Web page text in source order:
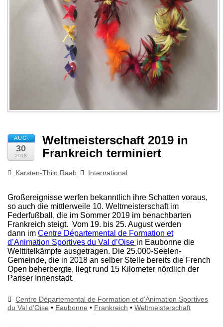
AUG.
30
2018
Weltmeisterschaft 2019 in
Frankreich terminiert
Karsten-Thilo Raab International
Großereignisse werfen bekanntlich ihre Schatten voraus,
so auch die mittlerweile 10. Weltmeisterschaft im
Federfußball, die im Sommer 2019 im benachbarten
Frankreich steigt. Vom 19. bis 25. August werden
dann im Centre Départemental de Formation et
d’Animation Sportives du Val d’Oise in Eaubonne die
Welttitelkämpfe ausgetragen. Die 25.000-Seelen-
Gemeinde, die in 2018 an selber Stelle bereits die French
Open beherbergte, liegt rund 15 Kilometer nördlich der
Pariser Innenstadt.
Centre Départemental de Formation et d’Animation Sportives
du Val d’Oise • Eaubonne • Frankreich • Weltmeisterschaft